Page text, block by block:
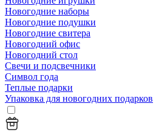
Новогодние наборы
Новогодние подушки
Новогодние свитера
Новогодний офис
Новогодний стол
Свечи и подсвечники
Символ года
Теплые подарки
Упаковка для новогодних подарков